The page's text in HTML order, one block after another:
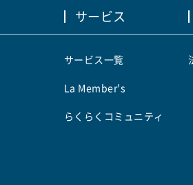
サービス
サービス一覧
La Member's
らくらくコミュニティ